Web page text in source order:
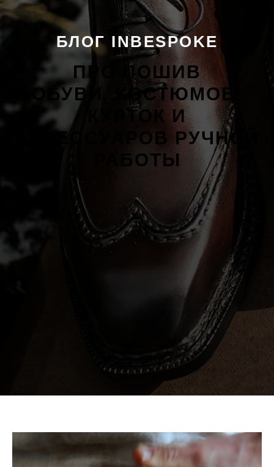
БЛОГ INBESPOKE
ПРО ПОШИВ
ОБУВИ, КОСТЮМОВ,
КУРТОК И
АКСЕССУАРОВ РУЧНОЙ
РАБОТЫ
inbespoke.ru